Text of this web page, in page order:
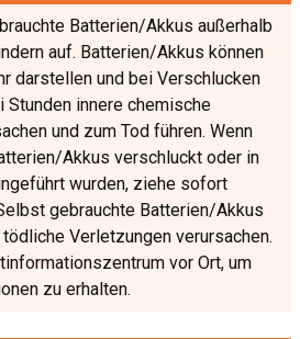
Batterien/Akkus außerhalb
auf. Batterien/Akkus können
darstellen und bei Verschlucken
Stunden innere chemische
und zum Tod führen. Wenn
Akkus verschluckt oder in
wurden, ziehe sofort
gebrauchte Batterien/Akkus
Verletzungen verursachen.
vor Ort, um
zu erhalten.